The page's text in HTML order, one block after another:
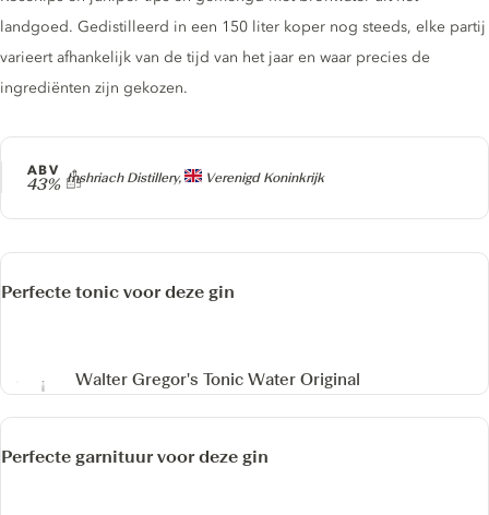
Producer
Inshriach Distillery, Verenigd Koninkrijk
ABV
43%
landgoed. Gedistilleerd in een 150 liter koper nog steeds, elke partij
varieert afhankelijk van de tijd van het jaar en waar precies de
ingrediënten zijn gekozen.
Perfecte tonic voor deze gin
Walter Gregor's Tonic Water Original
Perfecte garnituur voor deze gin